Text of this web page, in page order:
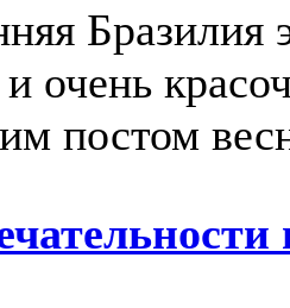
Бразилия
очень
постом